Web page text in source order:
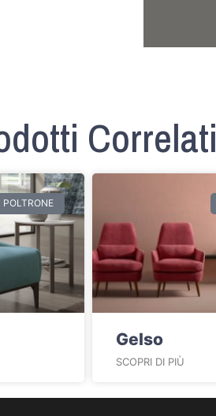
Correlati
POLTRONE
Gelso
SCOPRI DI PIÙ